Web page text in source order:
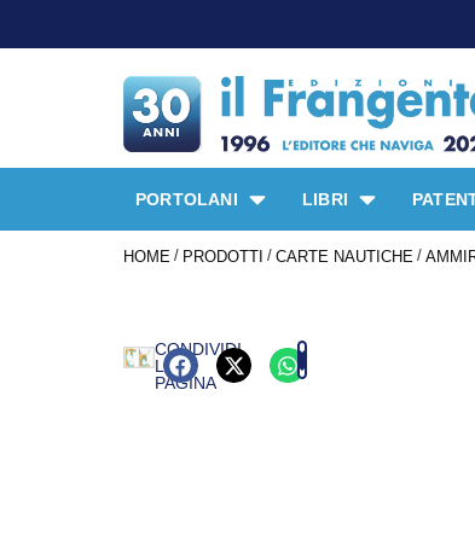
PORTOLANI LIBRI
HOME / PRODOTTI / CARTE NAUTICHE /
CONDIVIDI
LA
PAGINA